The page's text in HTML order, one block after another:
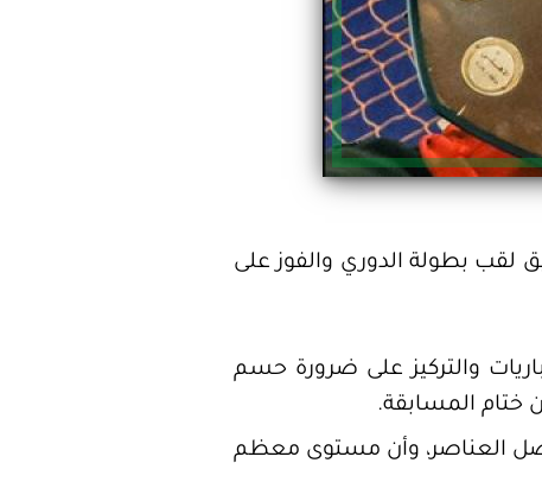
لقب بطولة الدوري والفوز على
والتركيز على ضرورة حسم
ختام المسابقة.
العناصر، وأن مستوى معظم